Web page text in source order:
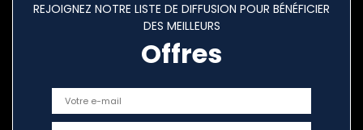
REJOIGNEZ NOTRE LISTE DE DIFFUSION POUR BÉNÉFICIER
DES MEILLEURS
Offres